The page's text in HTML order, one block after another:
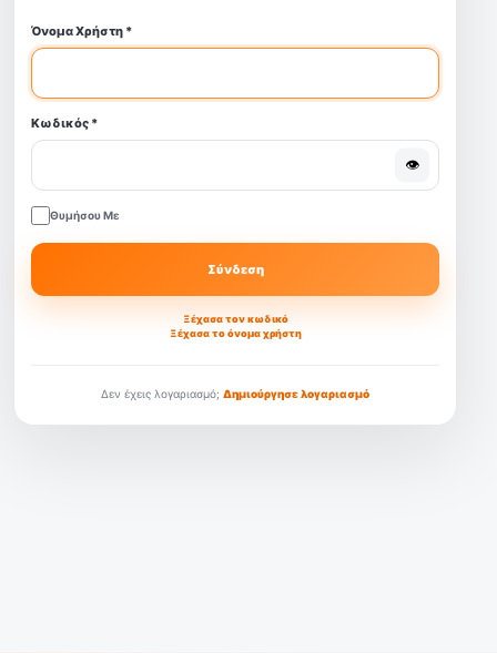
Όνομα Χρήστη *
Κωδικός *
👁
Θυμήσου Με
Σύνδεση
Ξέχασα τον κωδικό
Ξέχασα το όνομα χρήστη
Δεν έχεις λογαριασμό; Δημιούργησε λογαριασμό